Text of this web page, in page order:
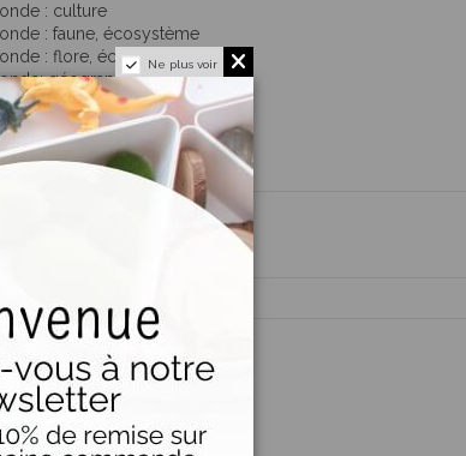
: culture
: faune, écosystème
: flore, écosystème
géographie
: manipulation
orale
du monde animal
Ne plus voir